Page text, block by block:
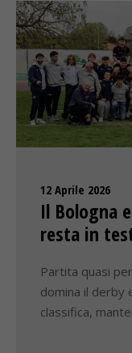
12 Aprile 2026
Il Bologna
resta in
Partita quasi
domina il derby
classifica,